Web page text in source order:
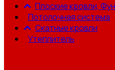
Плоские кровли,
Потолочная система
Скатные кровли
Утеплитель